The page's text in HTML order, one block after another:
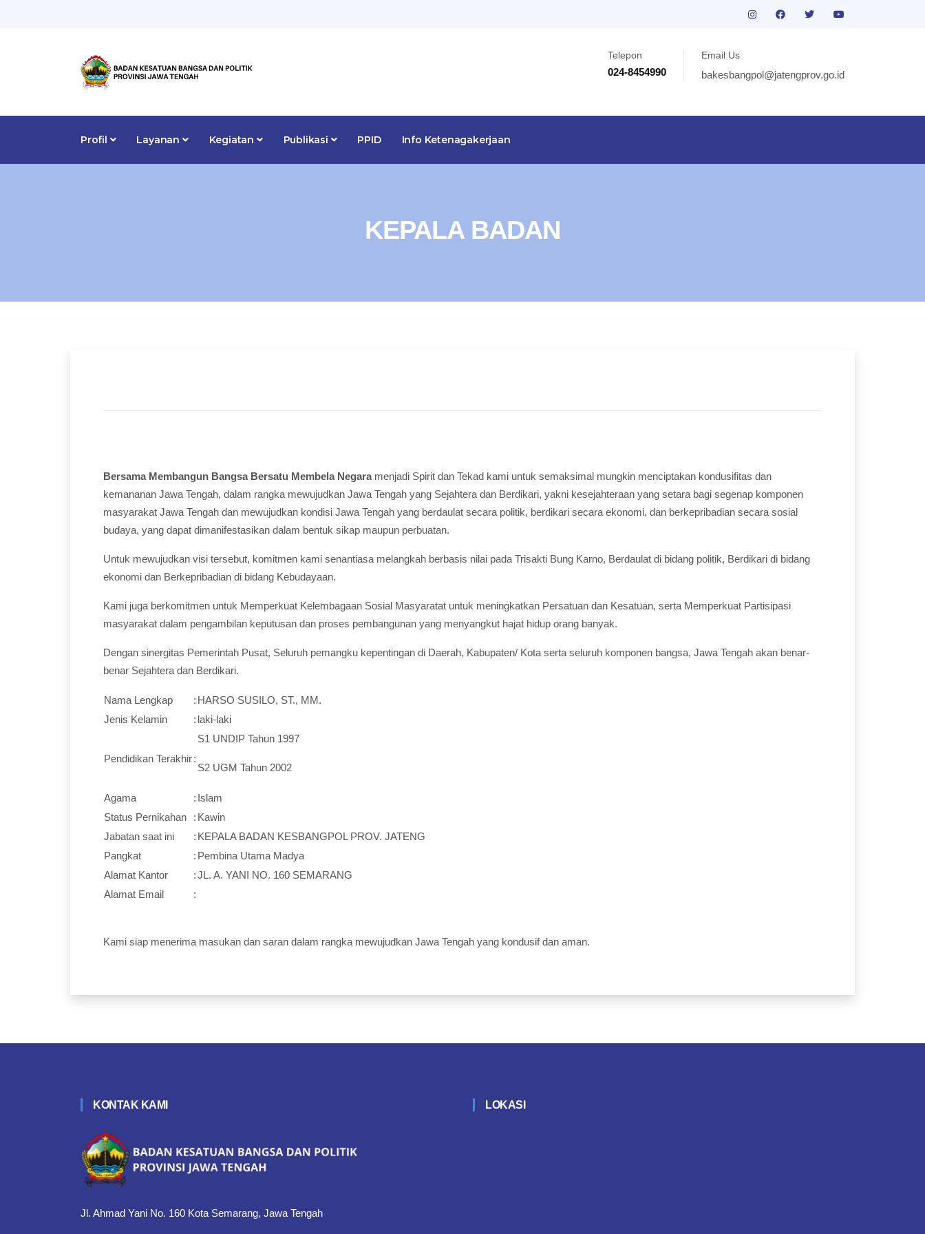
Telepon
024-8454990
Email Us
bakesbangpol@jatengprov.go.id
Profil Layanan Kegiatan Publikasi PPID Info Ketenagakerjaan
KEPALA BADAN
Bersama Membangun Bangsa Bersatu Membela Negaramenjadi Spirit dan Tekad kami untuk semaksimal mungkin menciptakan kondusifitas dan
kemananan Jawa Tengah, dalam rangka mewujudkan Jawa Tengah yang Sejahtera dan Berdikari, yakni kesejahteraan yang setara bagi segenap komponen
masyarakat Jawa Tengah dan mewujudkan kondisi Jawa Tengah yang berdaulat secara politik, berdikari secara ekonomi, dan berkepribadian secara sosial
budaya, yang dapat dimanifestasikan dalam bentuk sikap maupun perbuatan.
Untuk mewujudkan visi tersebut, komitmen kami senantiasa melangkah berbasis nilai pada Trisakti Bung Karno, Berdaulat di bidang politik, Berdikari di bidang
ekonomi dan Berkepribadian di bidang Kebudayaan.
Kami juga berkomitmen untuk Memperkuat Kelembagaan Sosial Masyaratat untuk meningkatkan Persatuan dan Kesatuan, serta Memperkuat Partisipasi
masyarakat dalam pengambilan keputusan dan proses pembangunan yang menyangkut hajat hidup orang banyak.
Dengan sinergitas Pemerintah Pusat, Seluruh pemangku kepentingan di Daerah, Kabupaten/ Kota serta seluruh komponen bangsa, Jawa Tengah akan benar-
benar Sejahtera dan Berdikari.
Nama Lengkap : HARSO SUSILO, ST., MM.
Jenis Kelamin
: laki-laki
Pendidikan Terakhir:
S1 UNDIP Tahun 1997
S2 UGM Tahun 2002
Agama : Islam
Status Pernikahan
: Kawin
Jabatan saat ini
: KEPALA BADAN KESBANGPOL PROV. JATENG
Pangkat
: Pembina Utama Madya
Alamat Kantor
:JL. A. YANI NO. 160 SEMARANG
Alamat Email
:
Kami siap menerima masukan dan saran dalam rangka mewujudkan Jawa Tengah yang kondusif dan aman.
KONTAK KAMI
Jl. Ahmad Yani No. 160 Kota Semarang, Jawa Tengah
LOKASI